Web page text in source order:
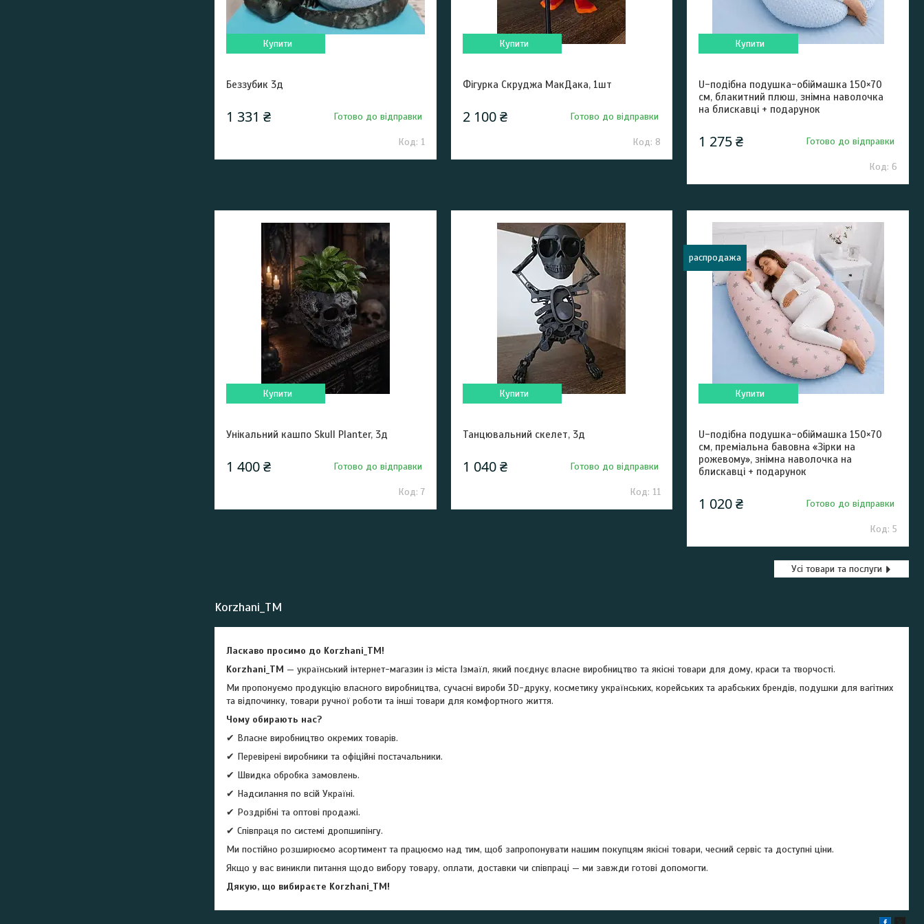
Купити
Беззубик 3д
1 331 ₴ Готово до відправки
1
Купити
Фігурка Скруджа МакДака, 1шт
2 100 ₴ Готово до відправки
8
Купити
U-подібна подушка-обіймашка 150×70
см, блакитний плюш, знімна наволочка
на блискавці + подарунок
1 275 ₴ Готово до відправки
6
Купити
Унікальний кашпо Skull Planter, 3д
1 400 ₴ Готово до відправки
7
Купити
Танцювальний скелет, 3д
1 040 ₴ Готово до відправки
11
распродажа
Купити
U-подібна подушка-обіймашка 150×70
см, преміальна бавовна «Зірки на
рожевому», знімна наволочка на
блискавці + подарунок
1 020 ₴ Готово до відправки
5
Усі товари та послуги
Korzhani_TM
Ласкаво просимо до Kоrzhani_TM!
Kоrzhani_TM — український інтернет-магазин із міста Ізмаїл, який поєднує власне виробництво та якісні товари для дому, краси та творчості.
Ми пропонуємо продукцію власного виробництва, сучасні вироби 3D-друку, косметику українських, корейських та арабських брендів, подушки для вагітних
та відпочинку, товари ручної роботи та інші товари для комфортного життя.
Чому обирають нас?
✔ Власне виробництво окремих товарів.
✔ Перевірені виробники та офіційні постачальники.
✔ Швидка обробка замовлень.
✔ Надсилання по всій Україні.
✔ Роздрібні та оптові продажі.
✔ Співпраця по системі дропшипінгу.
Ми постійно розширюємо асортимент та працюємо над тим, щоб запропонувати нашим покупцям якісні товари, чесний сервіс та доступні ціни.
Якщо у вас виникли питання щодо вибору товару, оплати, доставки чи співпраці — ми завжди готові допомогти.
Дякую, що вибираєте Kоrzhani_TM!